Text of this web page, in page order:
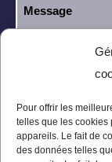
Pour offrir les
telles que les cookies
appareils. Le fait de
des données telles
J’ai